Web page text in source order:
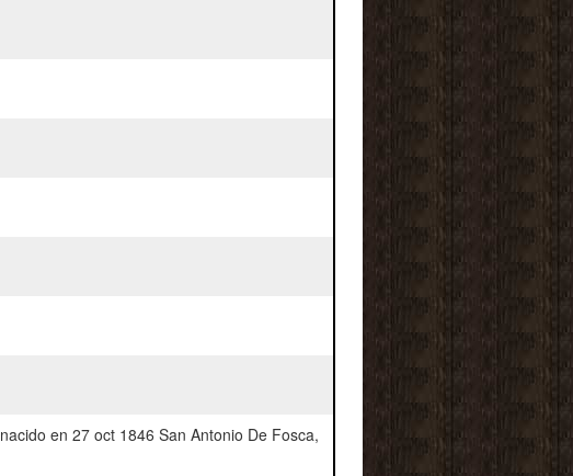
nacido en 27 oct 1846 San Antonio De Fosca,